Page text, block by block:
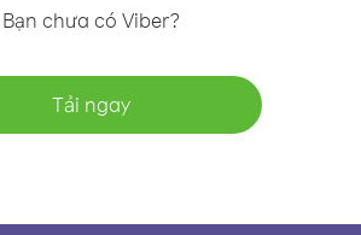
Bạn chưa có Viber?
Tải ngay